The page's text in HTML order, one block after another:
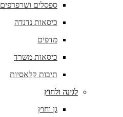
ספסלים ושרפרפים
כיסאות נדנדה
מדפים
כיסאות משרד
תיבות קלאסיות
לגינה ולחוץ
גן וחוץ